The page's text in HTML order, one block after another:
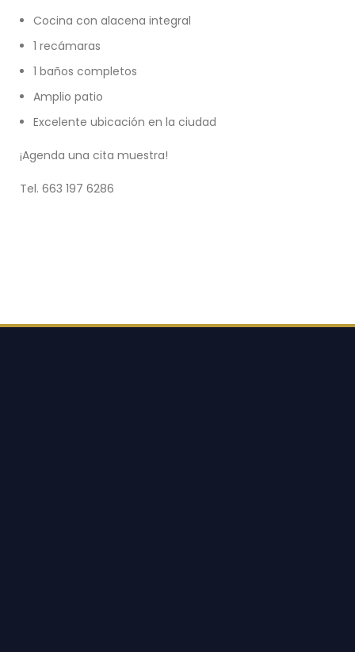
Cocina con alacena integral
1 recámaras
1 baños completos
Amplio patio
Excelente ubicación en la ciudad
¡Agenda una cita muestra!
Tel. 663 197 6286